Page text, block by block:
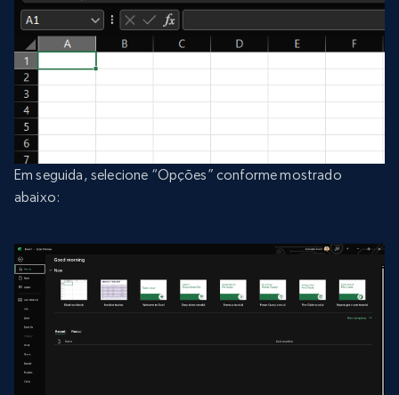
Em seguida, selecione “Opções” conforme mostrado
abaixo: